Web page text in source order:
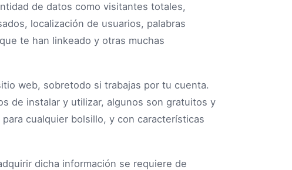
de datos como visitantes totales,
localización de usuarios, palabras
te han linkeado y otras muchas
web, sobretodo si trabajas por tu cuenta.
de instalar y utilizar, algunos son gratuitos y
cualquier bolsillo, y con características
dicha información se requiere de